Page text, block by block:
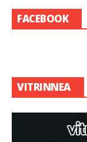
FACEBOOK
VITRINNEA